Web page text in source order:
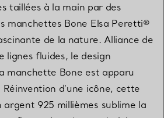
taillées à la main par des
manchettes Bone Elsa Peretti®
de la nature. Alliance de
lignes fluides, le design
manchette Bone est apparu
d’une icône, cette
925 millièmes sublime la